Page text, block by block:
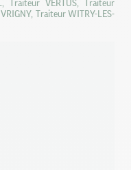
Traiteur VERTUS, Traiteur
Traiteur WITRY-LES-